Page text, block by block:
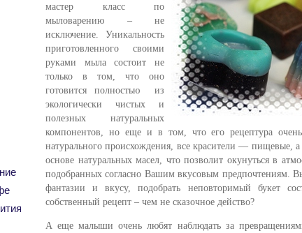
мастер класс по
мыловарению – не
исключение. Уникальность
приготовленного своими
руками мыла состоит не
только в том, что оно
готовится полностью из
экологически чистых и
полезных натуральных
компонентов, но еще и в том, что его рецептура
натурального происхождения, все красители — пищевые,
основе натуральных масел, что позволит окунуться в
подобранных согласно Вашим вкусовым предпочтениям.
фантазии и вкусу, подобрать неповторимый букет
собственный рецепт – чем не сказочное действо?
А еще малыши очень любят наблюдать за